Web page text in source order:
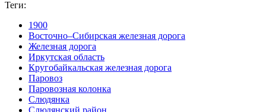
Теги:
1900
Восточно–Сибирская железная дорога
Железная дорога
Иркутская область
Кругобайкальская железная дорога
Паровоз
Паровозная колонка
Слюдянка
Слюдянский район